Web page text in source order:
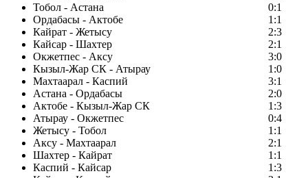
Тобол - Астана
0:1
Ордабасы - Актобе
1:1
Кайрат - Жетысу
2:3
Кайсар - Шахтер
2:1
Окжетпес - Аксу
3:0
Кызыл-Жар СК - Атырау
1:0
Махтаарал - Каспий
3:1
Астана - Ордабасы
2:0
Актобе - Кызыл-Жар СК
1:3
Атырау - Окжетпес
0:4
Жетысу - Тобол
1:1
Аксу - Махтаарал
2:1
Шахтер - Кайрат
1:1
Каспий - Кайсар
1:3